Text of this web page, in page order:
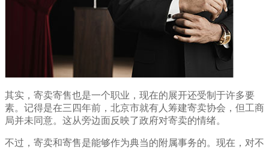
其实，寄卖寄售也是一个职业，现在的展开还受制于许多要
素。记得是在三四年前，北京市就有人筹建寄卖协会，但工商
局并未同意。这从旁边面反映了政府对寄卖的情绪。
不过，寄卖和寄售是能够作为典当的附属事务的。现在，对不